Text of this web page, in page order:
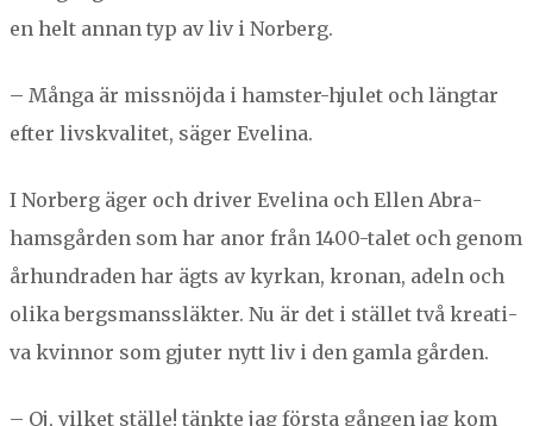
NORBERG
SKINNSKATTEBERG
SURAHAMMAR
Sök
en helt annan typ av liv i Norberg.
– Mån­ga är miss­nöj­da i ham­ster-hjulet och läng­tar
efter livskvalitet, säger Evelina.
I Nor­berg äger och dri­ver Eveli­na och Ellen Abra­
hams­går­den som har anor från 1400-talet och genom
århun­draden har ägts av kyrkan, kro­nan, adeln och
oli­ka bergs­man­ss­läk­ter. Nu är det i stäl­let två kreati­
va kvin­nor som gjuter nytt liv i den gam­la gården.
– Oj, vilket ställe! tänk­te jag förs­ta gån­gen jag kom